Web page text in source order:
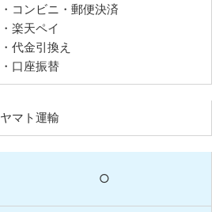
・コンビニ・郵便決済
・楽天ペイ
・代金引換え
・口座振替
ヤマト運輸
○